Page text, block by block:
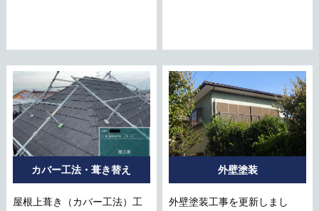
カバー工法・葺き替え
屋根上葺き（カバー工法）工
外壁塗装
外壁塗装工事を更新しまし